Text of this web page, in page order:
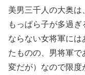
美男三千人の大奥
もっぱら子が多過
ならない女将軍には
たものの、男将軍
変だが）なので限度